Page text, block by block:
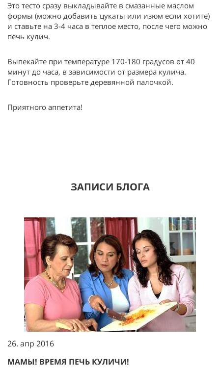
Это тесто сразу выкладывайте в смазанные маслом
формы (можно добавить цукаты или изюм если хотите)
и ставьте на 3-4 часа в теплое место, после чего можно
печь кулич.
Выпекайте при температуре 170-180 градусов от 40
минут до часа, в зависимости от размера кулича.
Готовность проверьте деревянной палочкой.
Приятного аппетита!
ЗАПИСИ БЛОГА
26. апр 2016
МАМЫ! ВРЕМЯ ПЕЧЬ КУЛИЧИ!